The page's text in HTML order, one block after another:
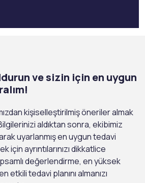
ve sizin için en uygun
kişiselleştirilmiş öneriler almak
aldıktan sonra, ekibimiz
uyarlanmış en uygun tedavi
ayrıntılarınızı dikkatlice
değerlendirme, en yüksek
etkili tedavi planını almanızı